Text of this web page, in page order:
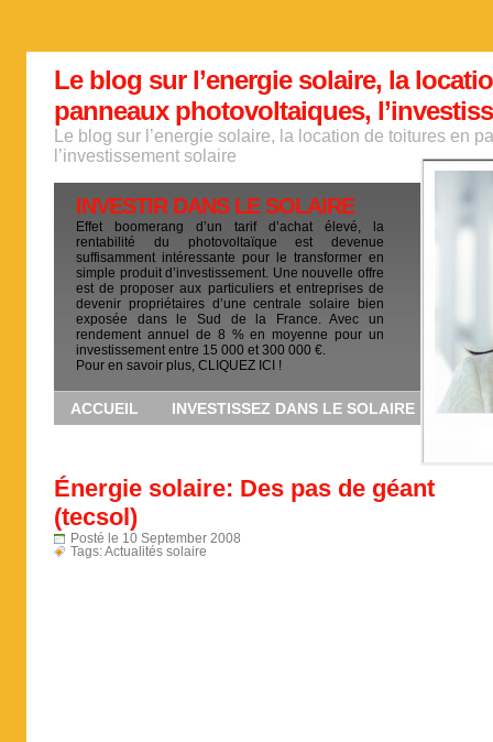
Le blog sur l’energie solaire, la
panneaux photovoltaiques,
Le blog sur l’energie solaire, la location de toitures en
l’investissement solaire
INVESTIR DANS LE SOLAIRE
Effet boomerang d’un tarif d’achat élevé, la
rentabilité du photovoltaïque est devenue
suffisamment intéressante pour le transformer en
simple produit d’investissement. Une nouvelle offre
est de proposer aux particuliers et entreprises de
devenir propriétaires d’une centrale solaire bien
exposée dans le Sud de la France. Avec un
rendement annuel de 8 % en moyenne pour un
investissement entre 15 000 et 300 000 €.
Pour en savoir plus, CLIQUEZ ICI !
ACCUEIL INVESTISSEZ DANS LE SOLAIRE
Énergie solaire: Des pas de géant
(tecsol)
Posté le 10 September 2008
Tags:Actualités solaire